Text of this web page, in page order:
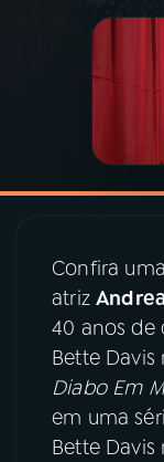
06
07ÚLTIMAS
PRÊMIO
Confira
atriz
40 anos de
Bette Davis
Diabo Em
em uma
Bette